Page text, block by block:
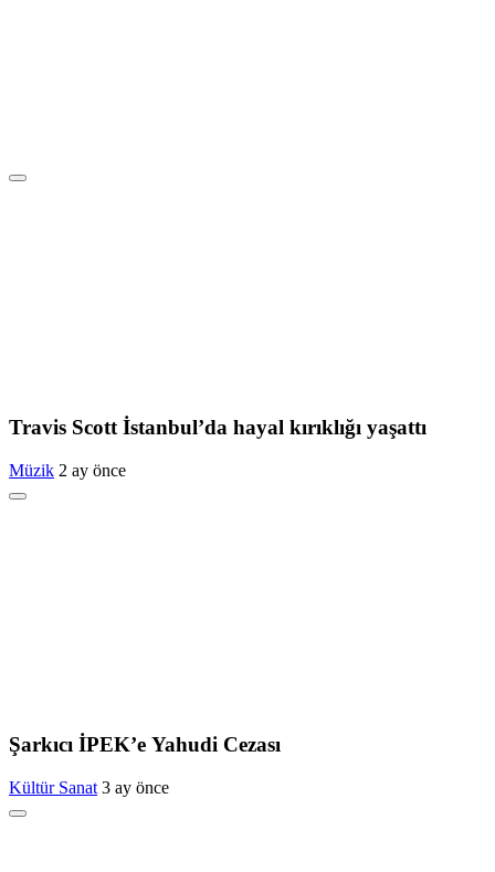
Travis Scott İstanbul’da hayal kırıklığı yaşattı
Müzik 2 ay önce
Şarkıcı İPEK’e Yahudi Cezası
Kültür Sanat 3 ay önce